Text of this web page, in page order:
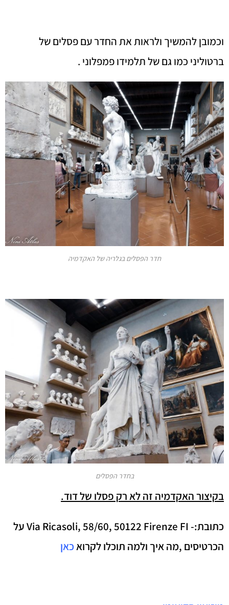
וכמובן להמשיך ולראות את החדר עם פסלים של
ברטוליני כמו גם של תלמידו פמפלוני .
חדר הפסלים בגלריה של האקדמיה
בחדר הפסלים
בקיצור האקדמיה זה לא רק פסלו של דוד.
כתובת:- Via Ricasoli, 58/60, 50122 Firenze FI על
הכרטיסים ,מה איך ולמה תוכלו לקרואכאן